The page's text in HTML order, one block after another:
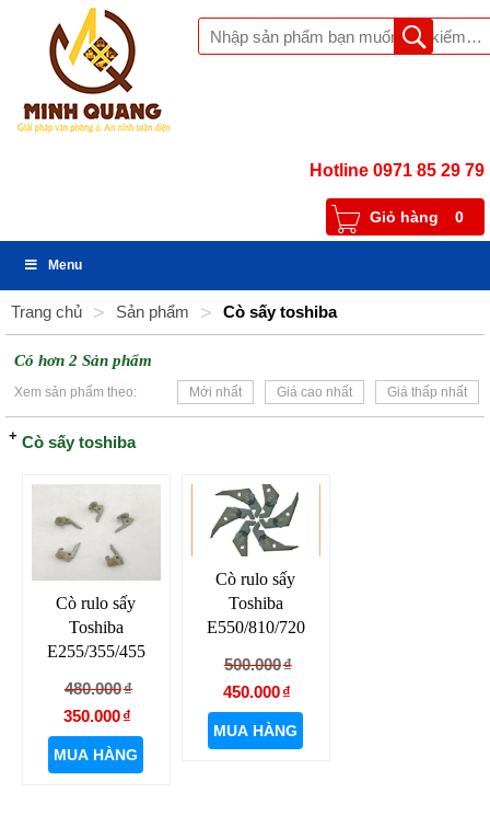
Hotline 0971 85 29 79
Giỏ hàng 0
Menu
Trang chủ > Sản phẩm > Cò sấy toshiba
Có hơn 2 Sản phẩm
Xem sản phẩm theo: Mới nhất Giá cao nhất Giá thấp nhất
Cò sấy toshiba
Cò rulo sấy
Toshiba
E255/355/455
480.000₫
là:
480.000₫.
350.000₫
tại
là:
MUA HÀNG
Cò rulo sấy
Toshiba
E550/810/720
500.000₫
là:
500.000₫.
450.000₫
tại
là:
MUA HÀNG